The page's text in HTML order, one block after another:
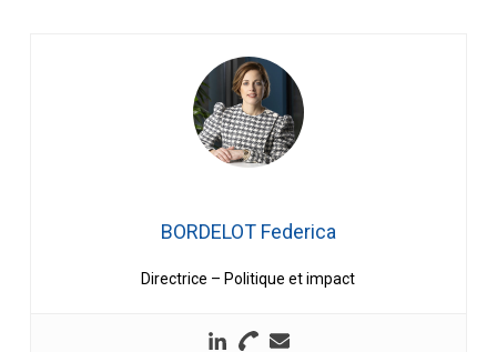
BORDELOT Federica
Directrice – Politique et impact